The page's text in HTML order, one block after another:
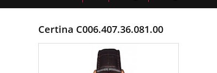
Certina C006.407.36.081.00